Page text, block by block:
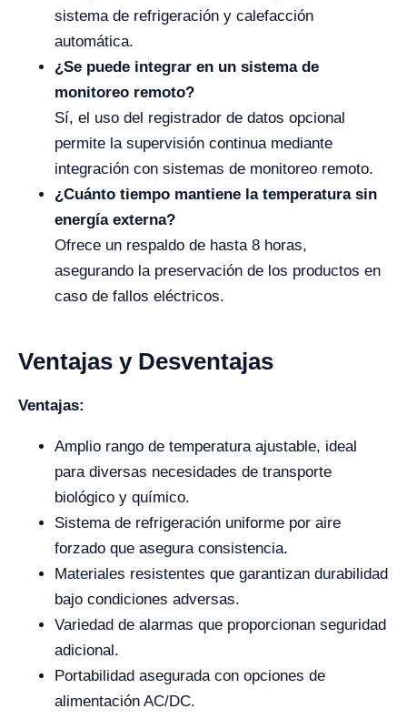
sistema de refrigeración y calefacción
automática.
¿Se puede integrar en un sistema de
monitoreo remoto?
Sí, el uso del registrador de datos opcional
permite la supervisión continua mediante
integración con sistemas de monitoreo remoto.
¿Cuánto tiempo mantiene la temperatura sin
energía externa?
Ofrece un respaldo de hasta 8 horas,
asegurando la preservación de los productos en
caso de fallos eléctricos.
Ventajas y Desventajas
Ventajas:
Amplio rango de temperatura ajustable, ideal
para diversas necesidades de transporte
biológico y químico.
Sistema de refrigeración uniforme por aire
forzado que asegura consistencia.
Materiales resistentes que garantizan durabilidad
bajo condiciones adversas.
Variedad de alarmas que proporcionan seguridad
adicional.
Portabilidad asegurada con opciones de
alimentación AC/DC.